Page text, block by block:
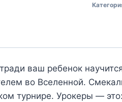
ваш ребенок
во Вселенной.
турнире. Урокеры —